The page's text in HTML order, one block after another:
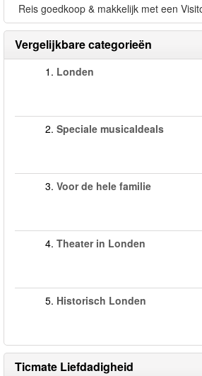
Reis goedkoop & makkelijk met een
Vergelijkbare categorieën
1. Londen
2. Speciale musicaldeals
3. Voor de hele familie
4. Theater in Londen
5. Historisch Londen
Ticmate Liefdadigheid